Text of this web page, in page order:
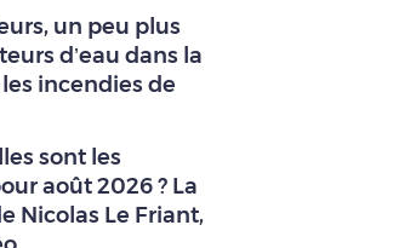
un peu plus
d’eau dans la
incendies de
sont les
août 2026 ? La
Nicolas Le Friant,